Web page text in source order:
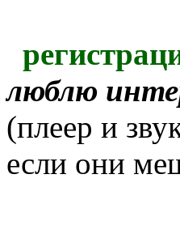
люблю
(плеер и
если они